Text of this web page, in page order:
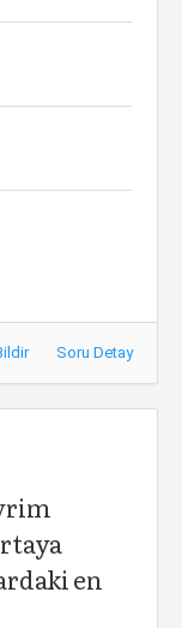
Soru Detay
en